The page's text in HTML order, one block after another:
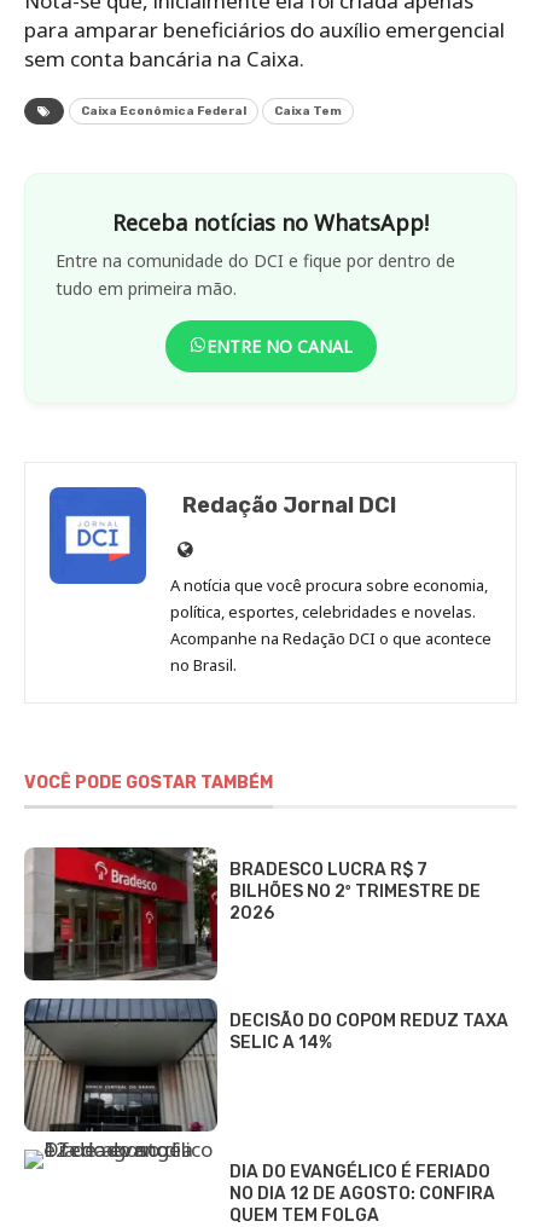
para amparar beneficiários do auxílio emergencial
sem conta bancária na Caixa.
Caixa Econômica Federal Caixa Tem
Receba notícias no WhatsApp!
Entre na comunidade do DCI e fique por dentro de
tudo em primeira mão.
ENTRE NO CANAL
Redação Jornal DCI
Site
de
Redação
Jornal
DCI
A notícia que você procura sobre economia,
política, esportes, celebridades e novelas.
Acompanhe na Redação DCI o que acontece
no Brasil.
VOCÊ PODE GOSTAR TAMBÉM
BRADESCO LUCRA R$ 7
BILHÕES NO 2º TRIMESTRE DE
2026
DECISÃO DO COPOM REDUZ TAXA
SELIC A 14%
DIA DO EVANGÉLICO É FERIADO
NO DIA 12 DE AGOSTO: CONFIRA
QUEM TEM FOLGA